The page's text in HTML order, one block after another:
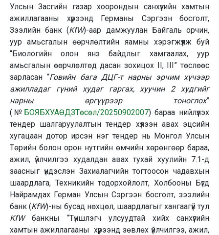
Улсын Засгийн газар хоорондын санхүүгийн хамтын
ажиллагааны хүрээнд Германы Сэргээн босголт,
Зээлийн банк (KfW)-аар дамжуулан Байгаль орчин,
уур амьсгалын өөрчлөлтийн яамны хэрэгжүүлж буй
“Биологийн олон янз байдлыг хамгаалах, уур
амьсгалын өөрчлөлтөд дасан зохицох II, III” төслөөс
зарласан “Говийн бага ДЦГ-т нарны эрчим хүчээр
ажилладаг гүний худаг гаргах, хуучин 2 худгийг
нарны өргүүрээр тоноглох”
(№ БОЯБХУАӨДЗТөсөл/20250902007) бараа нийлүүлэх
тендер шалгаруулалтын тендер хүлээн авах эцсийн
хугацаан дотор ирсэн нэг тендер нь Монгол Улсын
Төрийн болон орон нутгийн өмчийн хөрөнгөөр бараа,
ажил, үйлчилгээ худалдан авах тухай хуулийн 7.1-д
заасныг үндэслэн Захиалагчийн тогтоосон чадавхын
шаардлага, Техникийн тодорхойлолт, Холбооны Бүгд
Найрамдах Герман Улсын Сэргээн босголт, зээлийн
банк (KfW)-ны бусад нөхцөл, шаардлагыг хангаагүй тул
KfWбанкны “Түншлэгч улсуудтай хийх cанхүүгийн
хамтын ажиллагааны хүрээнд зөвлөх үйлчилгээ, ажил,